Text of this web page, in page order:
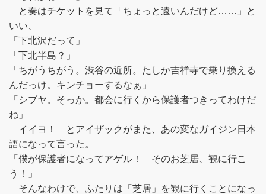
と奏はチケットを見て「ちょっと遠いんだけど……」と
いい、
「下北沢だって」
「下北半島？」
「ちがうちがう。渋谷の近所。たしか吉祥寺で乗り換える
んだっけ。キンチョーするなぁ」
「シブヤ。そっか。都会に行くから保護者つきってわけだ
ね」
イイヨ！ とアイザックがまた、あの変なガイジン日本
語になって言った。
「僕が保護者になってアゲル！ そのお芝居、観に行こ
う！」
そんなわけで、ふたりは「芝居」を観に行くことになっ